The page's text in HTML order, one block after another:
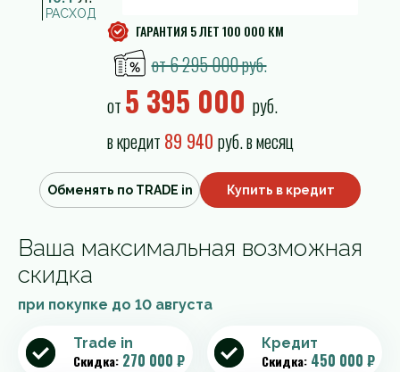
РАСХОД
ГАРАНТИЯ 5 ЛЕТ 100 000 КМ
от 6 295 000 руб.
от 5 395 000 руб.
в кредит 89 940 руб. в месяц
Обменять по TRADE in Купить в кредит
Ваша максимальная возможная
скидка
при покупке до 10 августа
Trade in
Скидка: 270 000 ₽
Кредит
Скидка: 450 000 ₽